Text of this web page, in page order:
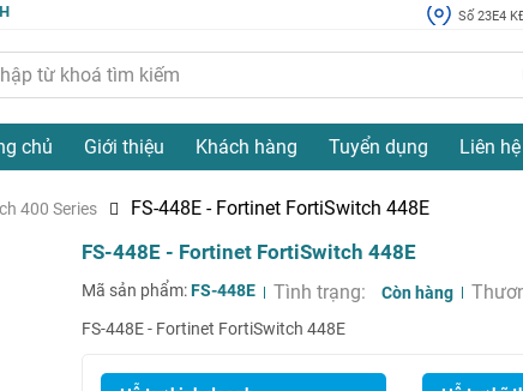
Số 23E4
chủ Giới thiệu Khách hàng Tuyển dụng Liên hệ
400 Series FS-448E - Fortinet FortiSwitch 448E
FS-448E - Fortinet FortiSwitch 448E
Mã sản phẩm:FS-448E Tình trạng: Còn hàng
FS-448E - Fortinet FortiSwitch 448E